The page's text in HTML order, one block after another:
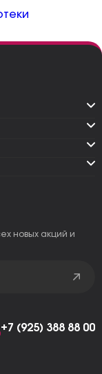
новых акций и
+7 (925) 388 88 00